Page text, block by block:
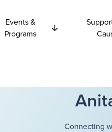
Events &
Programs
Connecting